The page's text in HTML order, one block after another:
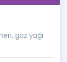
gaz yağı